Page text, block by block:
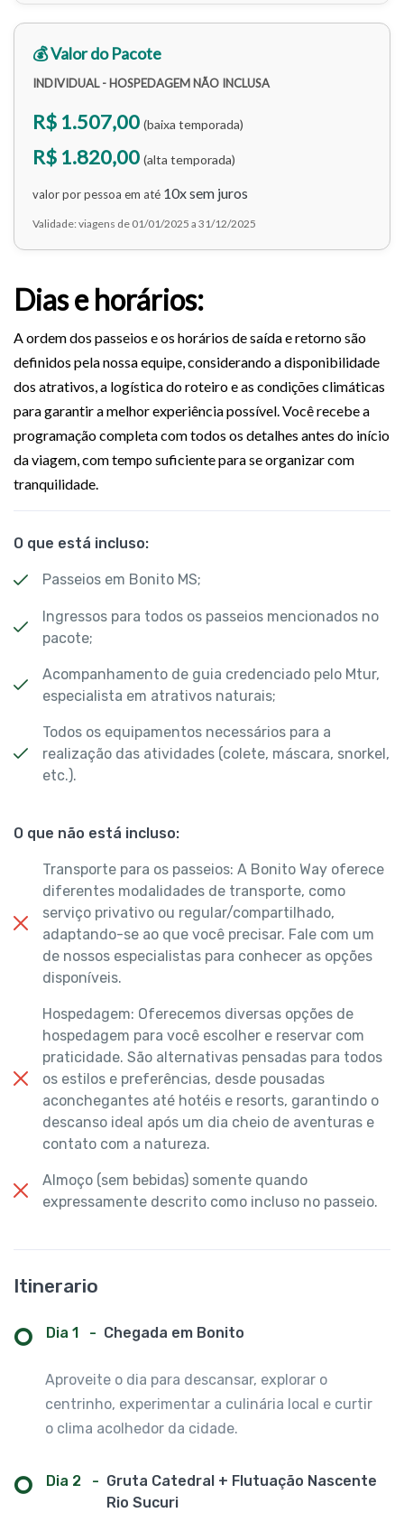
💰 Valor do Pacote
INDIVIDUAL - HOSPEDAGEM NÃO INCLUSA
R$ 1.507,00 (baixa temporada)
R$ 1.820,00 (alta temporada)
valor por pessoa em até 10x sem juros
Validade: viagens de 01/01/2025 a 31/12/2025
Dias e horários:
A ordem dos passeios e os horários de saída e retorno são
definidos pela nossa equipe, considerando a disponibilidade
dos atrativos, a logística do roteiro e as condições climáticas
para garantir a melhor experiência possível. Você recebe a
programação completa com todos os detalhes antes do início
da viagem, com tempo suficiente para se organizar com
tranquilidade.
O que está incluso:
Passeios em Bonito MS;
Ingressos para todos os passeios mencionados no
pacote;
Acompanhamento de guia credenciado pelo Mtur,
especialista em atrativos naturais;
Todos os equipamentos necessários para a
realização das atividades (colete, máscara, snorkel,
etc.).
O que não está incluso:
Transporte para os passeios: A Bonito Way oferece
diferentes modalidades de transporte, como
serviço privativo ou regular/compartilhado,
adaptando-se ao que você precisar. Fale com um
de nossos especialistas para conhecer as opções
disponíveis.
Hospedagem: Oferecemos diversas opções de
hospedagem para você escolher e reservar com
praticidade. São alternativas pensadas para todos
os estilos e preferências, desde pousadas
aconchegantes até hotéis e resorts, garantindo o
descanso ideal após um dia cheio de aventuras e
contato com a natureza.
Almoço (sem bebidas) somente quando
expressamente descrito como incluso no passeio.
Itinerario
Dia 1 - Chegada em Bonito
Aproveite o dia para descansar, explorar o
centrinho, experimentar a culinária local e curtir
o clima acolhedor da cidade.
Dia 2 - Gruta Catedral + Flutuação Nascente
Rio Sucuri